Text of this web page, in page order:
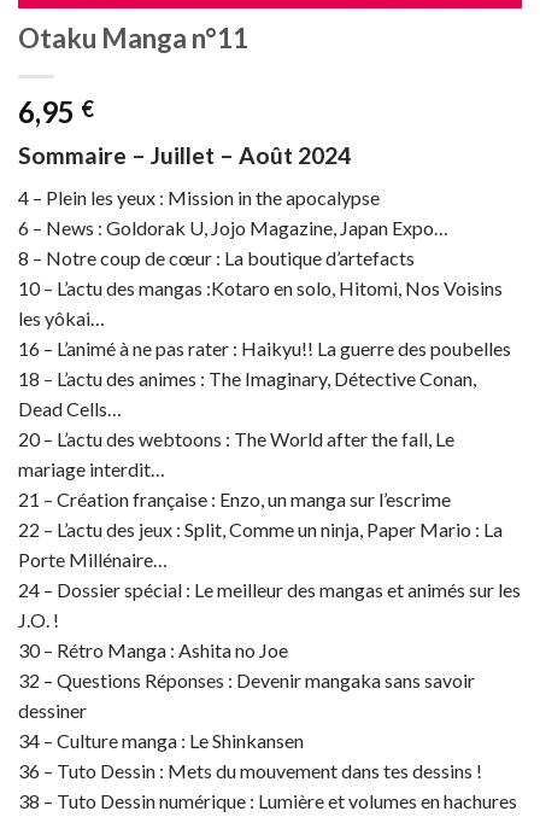
Otaku Manga n°11
6,95 €
Sommaire – Juillet – Août 2024
4 – Plein les yeux : Mission in the apocalypse
6 – News : Goldorak U, Jojo Magazine, Japan Expo…
8 – Notre coup de cœur : La boutique d’artefacts
10 – L’actu des mangas :Kotaro en solo, Hitomi, Nos Voisins
les yôkai…
16 – L’animé à ne pas rater : Haikyu!! La guerre des poubelles
18 – L’actu des animes : The Imaginary, Détective Conan,
Dead Cells…
20 – L’actu des webtoons : The World after the fall, Le
mariage interdit…
21 – Création française : Enzo, un manga sur l’escrime
22 – L’actu des jeux : Split, Comme un ninja, Paper Mario : La
Porte Millénaire…
24 – Dossier spécial : Le meilleur des mangas et animés sur les
J.O. !
30 – Rétro Manga : Ashita no Joe
32 – Questions Réponses : Devenir mangaka sans savoir
dessiner
34 – Culture manga : Le Shinkansen
36 – Tuto Dessin : Mets du mouvement dans tes dessins !
38 – Tuto Dessin numérique : Lumière et volumes en hachures